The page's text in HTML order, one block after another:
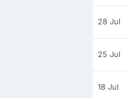
28 Jul
25 Jul
18 Jul